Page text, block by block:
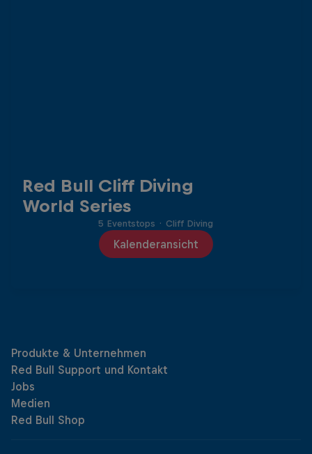
Red Bull Cliff Diving
World Series
Kalenderansicht
5 Eventstops · Cliff Diving